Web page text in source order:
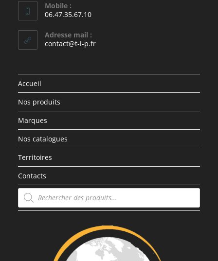
Mobile :
06.47.35.67.10
Adresse mail :
contact@t-i-p.fr
Accueil
Nos produits
Marques
Nos catalogues
Territoires
Contacts
Recherche
de
produits